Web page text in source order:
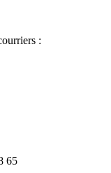
:
65